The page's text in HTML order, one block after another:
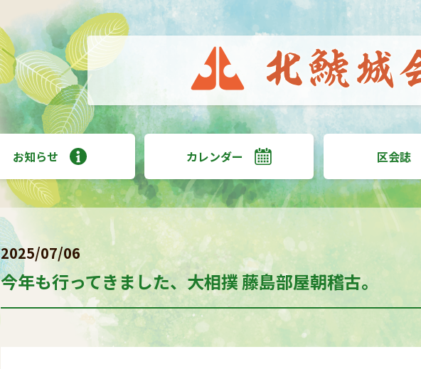
お知らせ カレンダー 区会誌
2025/07/06
今年も行ってきました、大相撲 藤島部屋朝稽古。